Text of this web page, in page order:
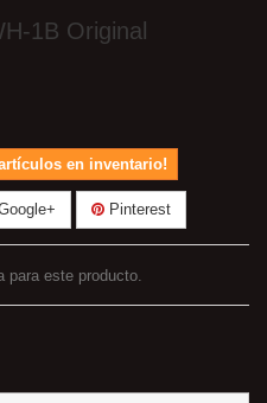
1B Original
en inventario!
Pinterest
para este producto.